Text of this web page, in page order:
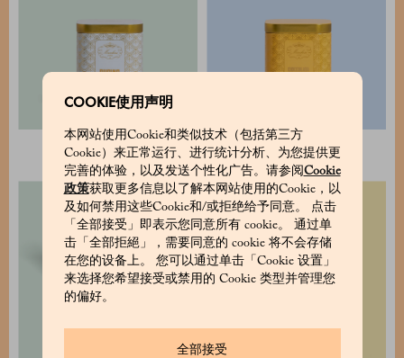
COOKIE使用声明
本网站使用Cookie和类似技术（包括第三方
Cookie）来正常运行、进行统计分析、为您提供更
完善的体验，以及发送个性化广告。请参阅Cookie
政策获取更多信息以了解本网站使用的Cookie，以
及如何禁用这些Cookie和/或拒绝给予同意。 点击
「全部接受」即表示您同意所有 cookie。 通过单
击「全部拒絕」，需要同意的 cookie 将不会存储
在您的设备上。 您可以通过单击「Cookie 设置」
来选择您希望接受或禁用的 Cookie 类型并管理您
的偏好。
全部接受
可可布丁 热巧克力